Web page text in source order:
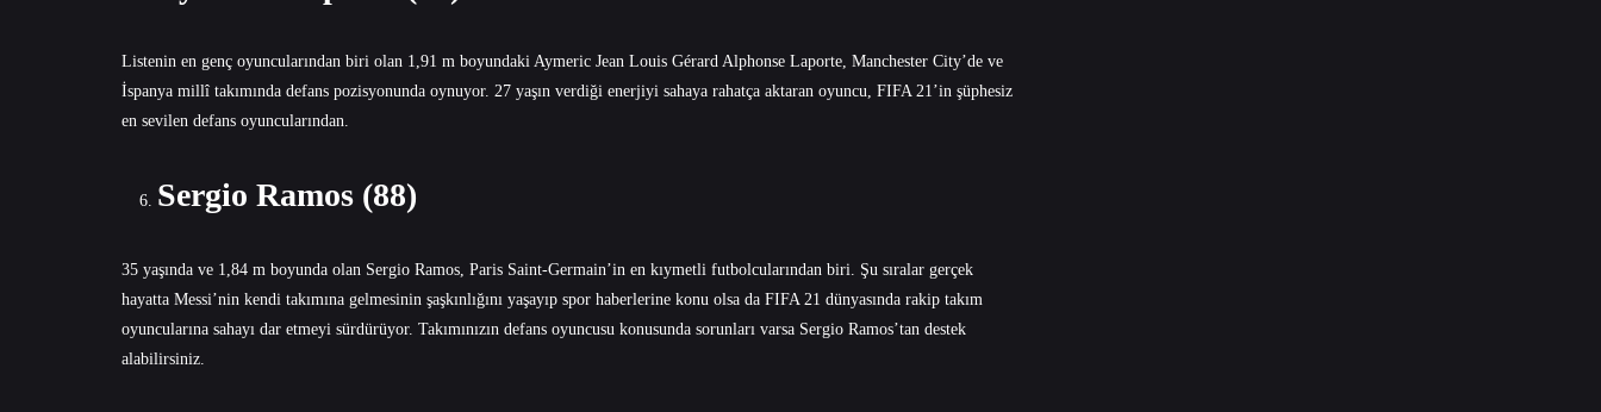
Listenin en genç oyuncularından biri olan 1,91 m boyundaki Aymeric Jean Louis Gérard Alphonse Laporte, Manchester City’de ve
İspanya millî takımında defans pozisyonunda oynuyor. 27 yaşın verdiği enerjiyi sahaya rahatça aktaran oyuncu, FIFA 21’in şüphesiz
en sevilen defans oyuncularından.
Sergio Ramos (88)
35 yaşında ve 1,84 m boyunda olan Sergio Ramos, Paris Saint-Germain’in en kıymetli futbolcularından biri. Şu sıralar gerçek
hayatta Messi’nin kendi takımına gelmesinin şaşkınlığını yaşayıp spor haberlerine konu olsa da FIFA 21 dünyasında rakip takım
oyuncularına sahayı dar etmeyi sürdürüyor. Takımınızın defans oyuncusu konusunda sorunları varsa Sergio Ramos’tan destek
alabilirsiniz.